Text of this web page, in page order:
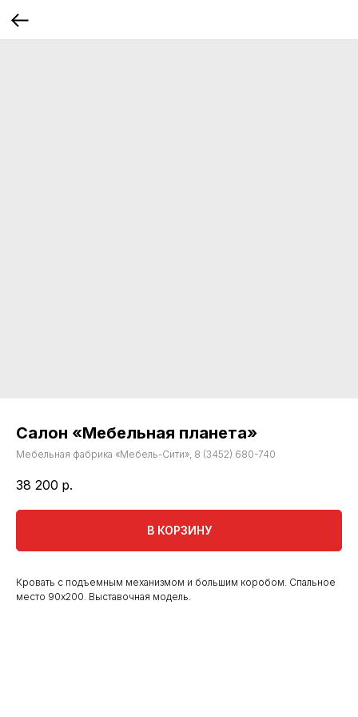
Салон «Мебельная планета»
Мебельная фабрика «Мебель-Сити», 8 (3452) 680-740
38 200 р.
В КОРЗИНУ
Кровать с подъемным механизмом и большим коробом. Спальное
место 90х200. Выставочная модель.